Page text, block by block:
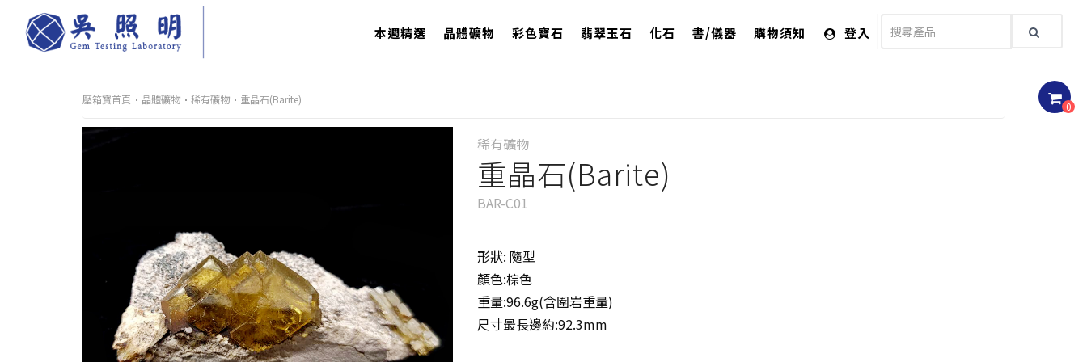
本週精選 晶體礦物 彩色寶石 翡翠玉石 化石 書/儀器 購物須知 登入
0
壓箱寶首頁 晶體礦物 稀有礦物 重晶石(Barite)
稀有礦物
重晶石(Barite)
BAR-C01
形狀: 隨型
顏色:棕色
重量:96.6g(含圍岩重量)
尺寸最長邊約:92.3mm